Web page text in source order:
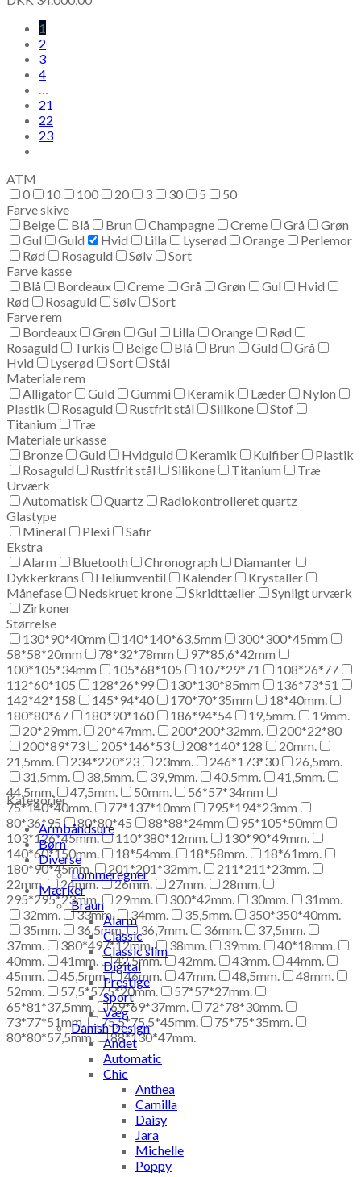
1
2
3
4
…
21
22
23
ATM
0
10 100 20 3 30 5
50
Farve skive
Beige
Blå Brun Champagne Creme Grå
Grøn
Gul
Guld Hvid Lilla Lyserød Orange
Perlemor
Rød
Rosaguld Sølv
Sort
Farve kasse
Blå
Bordeaux Creme Grå Grøn Gul
Hvid
Rød
Rosaguld Sølv
Sort
Farve rem
Bordeaux
Grøn Gul Lilla Orange
Rød
Rosaguld
Turkis Beige Blå Brun Guld
Grå
Hvid
Lyserød Sort
Stål
Materiale rem
Alligator
Guld Gummi Keramik Læder
Nylon
Plastik
Rosaguld Rustfrit stål Silikone
Stof
Titanium
Træ
Materiale urkasse
Bronze
Guld Hvidguld Keramik Kulfiber
Plastik
Rosaguld
Rustfrit stål Silikone Titanium
Træ
Urværk
Automatisk
Quartz
Radiokontrolleret quartz
Glastype
Mineral
Plexi
Safir
Ekstra
Alarm
Bluetooth Chronograph
Diamanter
Dykkerkrans
Heliumventil Kalender
Krystaller
Månefase
Nedskruet krone Skridttæller
Synligt urværk
Zirkoner
Størrelse
130*90*40mm
140*140*63,5mm
300*300*45mm
58*58*20mm
78*32*78mm
97*85,6*42mm
100*105*34mm
105*68*105 107*29*71
108*26*77
112*60*105
128*26*99 130*130*85mm
136*73*51
142*42*158
145*94*40 170*70*35mm
18*40mm.
180*80*67
180*90*160 186*94*54 19,5mm.
19mm.
20*29mm.
20*47mm. 200*200*32mm.
200*22*80
200*89*73
205*146*53 208*140*128
20mm.
21,5mm.
234*220*23 23mm. 246*173*30
26,5mm.
31,5mm.
38,5mm. 39,9mm. 40,5mm.
41,5mm.
44,5mm.
47,5mm. 50mm.
56*57*34mm
75*140*40mm.
77*137*10mm
795*194*23mm
80*36*95
80*80*45 88*88*24mm
95*105*50mm
103*126*45mm.
110*380*12mm.
130*90*49mm.
140*60*150mm.
18*54mm. 18*58mm.
18*61mm.
180*90*45mm.
201*201*32mm.
211*211*23mm.
22mm.
24mm. 26mm. 27mm.
28mm.
295*295*23mm.
29mm. 300*42mm. 30mm.
31mm.
32mm.
33mm. 34mm. 35,5mm.
350*350*40mm.
35mm.
36,5mm. 36,7mm. 36mm.
37,5mm.
37mm.
380*497*12mm. 38mm. 39mm.
40*18mm.
40mm.
41mm. 42,5mm. 42mm. 43mm.
44mm.
45mm.
45,5mm. 46mm. 47mm. 48,5mm.
48mm.
52mm.
57,5*57,5*20mm.
57*57*27mm.
65*81*37,5mm.
69*69*37mm.
72*78*30mm.
73*77*51mm.
75,5*75,5*45mm.
75*75*35mm.
80*80*57,5mm.
88*130*47mm.
Kategorier
Armbåndsure
Børn
Diverse
Lommeregner
Mærker
Braun
Alarm
Classic
Classic slim
Digital
Prestige
Sport
Væg
Danish Design
Andet
Automatic
Chic
Anthea
Camilla
Daisy
Jara
Michelle
Poppy